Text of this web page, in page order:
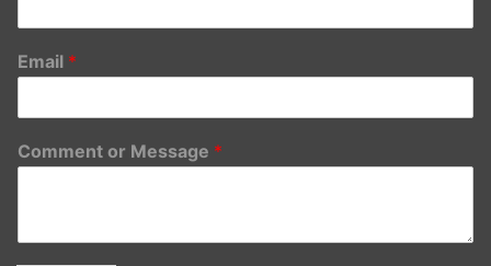
Email *
Comment or Message *